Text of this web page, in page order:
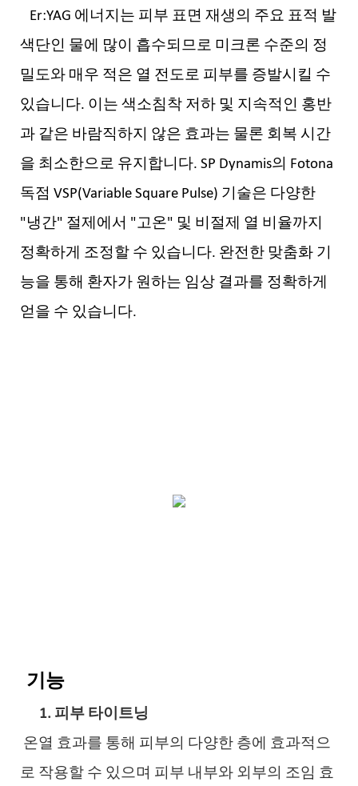
Er:YAG 에너지는 피부 표면 재생의 주요 표적 발
색단인 물에 많이 흡수되므로 미크론 수준의 정
밀도와 매우 적은 열 전도로 피부를 증발시킬 수
있습니다. 이는 색소침착 저하 및 지속적인 홍반
과 같은 바람직하지 않은 효과는 물론 회복 시간
을 최소한으로 유지합니다. SP Dynamis의 Fotona
독점 VSP(Variable Square Pulse) 기술은 다양한
"냉간" 절제에서 "고온" 및 비절제 열 비율까지
정확하게 조정할 수 있습니다. 완전한 맞춤화 기
능을 통해 환자가 원하는 임상 결과를 정확하게
얻을 수 있습니다.
기능
1. 피부 타이트닝
온열 효과를 통해 피부의 다양한 층에 효과적으
로 작용할 수 있으며 피부 내부와 외부의 조임 효